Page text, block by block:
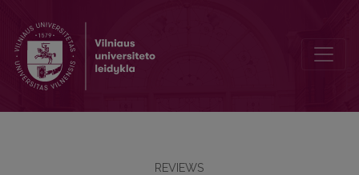
REVIEWS